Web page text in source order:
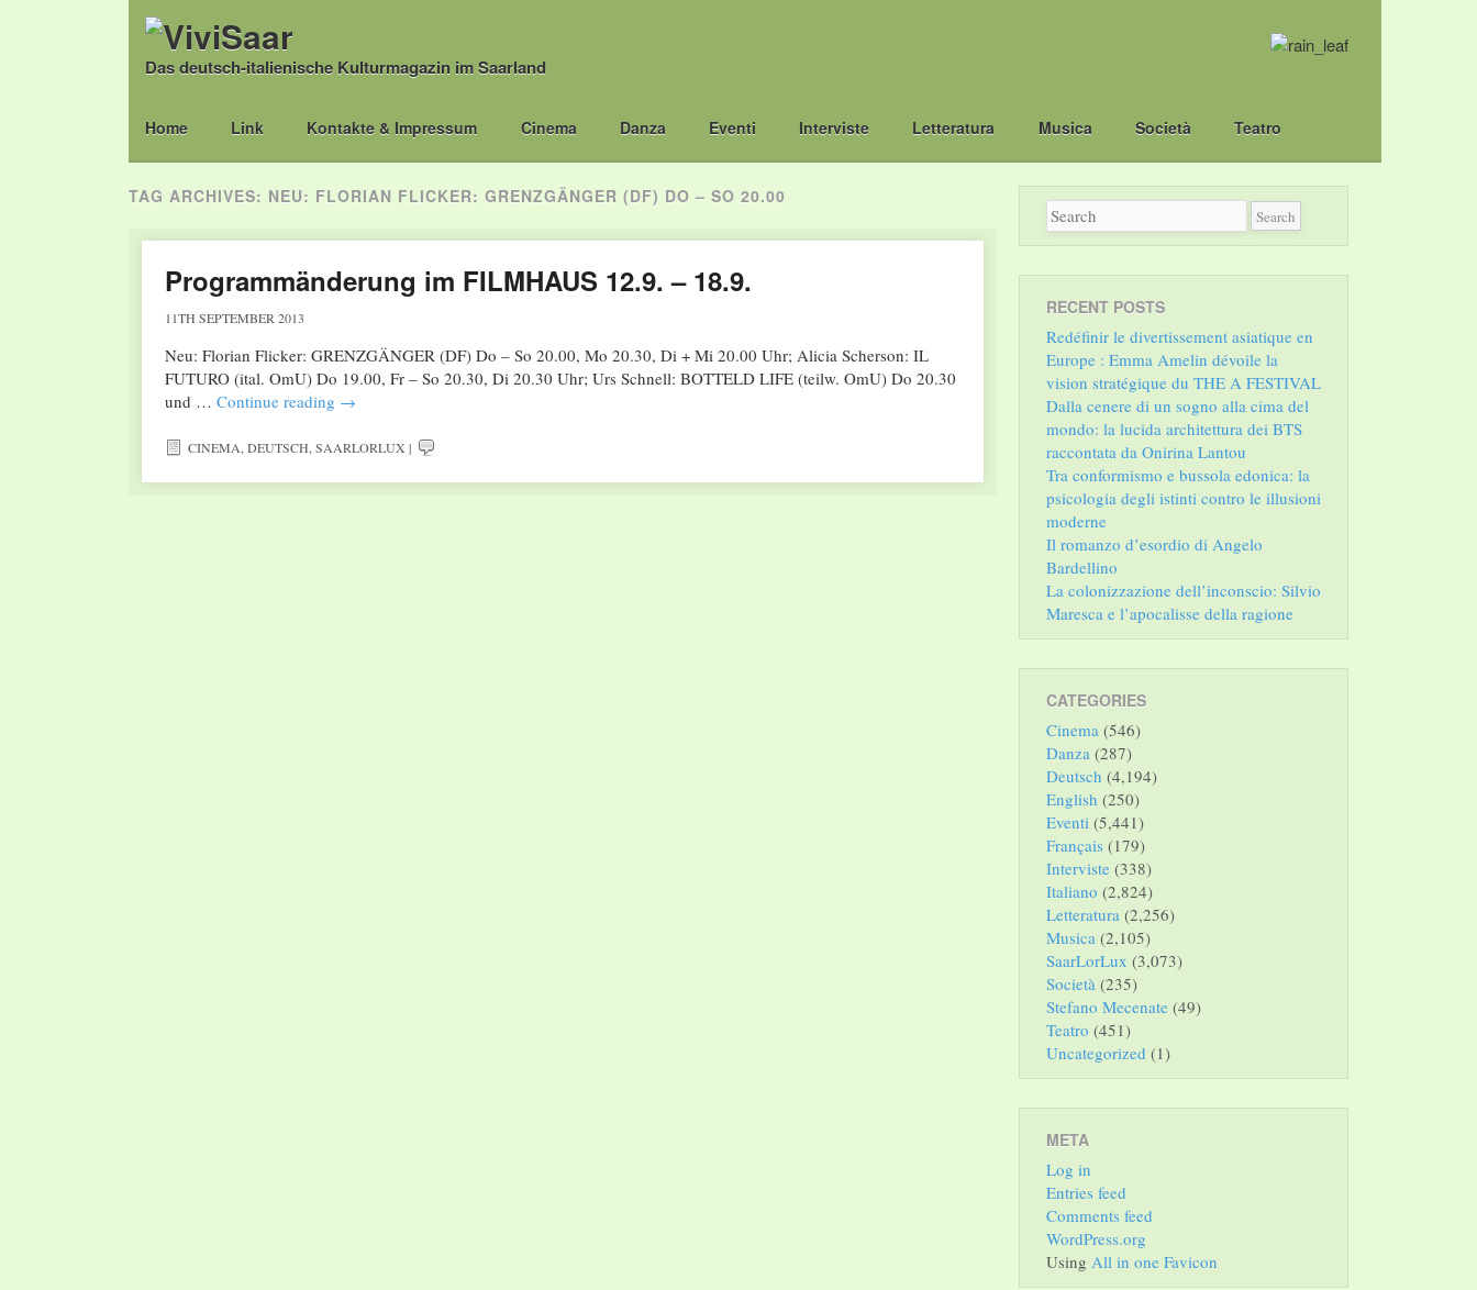
Das deutsch-italienische Kulturmagazin im Saarland
Main menu
Skip
Home Link Kontakte & Impressum Cinema Danza Eventi Interviste Letteratura Musica Società Teatro
TAG ARCHIVES: NEU: FLORIAN FLICKER: GRENZGÄNGER (DF) DO – SO 20.00
Programmänderung im FILMHAUS 12.9. – 18.9.
11TH SEPTEMBER 2013
Neu: Florian Flicker: GRENZGÄNGER (DF) Do – So 20.00, Mo 20.30, Di + Mi 20.00 Uhr; Alicia Scherson: IL
FUTURO (ital. OmU) Do 19.00, Fr – So 20.30, Di 20.30 Uhr; Urs Schnell: BOTTELD LIFE (teilw. OmU) Do 20.30
und … Continue reading →
CINEMA,DEUTSCH,SAARLORLUX |
RECENT POSTS
Redéfinir le divertissement asiatique en
Europe : Emma Amelin dévoile la
vision stratégique du THE A FESTIVAL
Dalla cenere di un sogno alla cima del
mondo: la lucida architettura dei BTS
raccontata da Onirina Lantou
Tra conformismo e bussola edonica: la
psicologia degli istinti contro le illusioni
moderne
Il romanzo d’esordio di Angelo
Bardellino
La colonizzazione dell’inconscio: Silvio
Maresca e l’apocalisse della ragione
CATEGORIES
Cinema (546)
Danza (287)
Deutsch (4,194)
English (250)
Eventi (5,441)
Français (179)
Interviste (338)
Italiano (2,824)
Letteratura (2,256)
Musica (2,105)
SaarLorLux (3,073)
Società (235)
Stefano Mecenate (49)
Teatro (451)
Uncategorized (1)
META
Log in
Entries feed
Comments feed
WordPress.org
Using All in one Favicon